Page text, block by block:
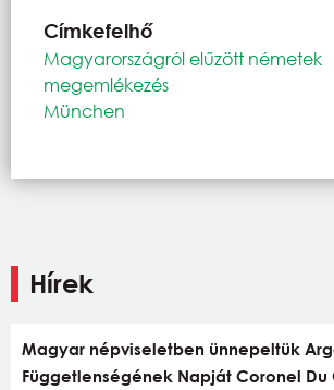
Címkefelhő
Magyarországról elűzött németek
megemlékezés
München
Hírek
Magyar népviseletben ünnepeltük
Függetlenségének Napját Coronel Du